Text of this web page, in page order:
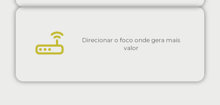
Direcionar o foco onde gera mais
valor